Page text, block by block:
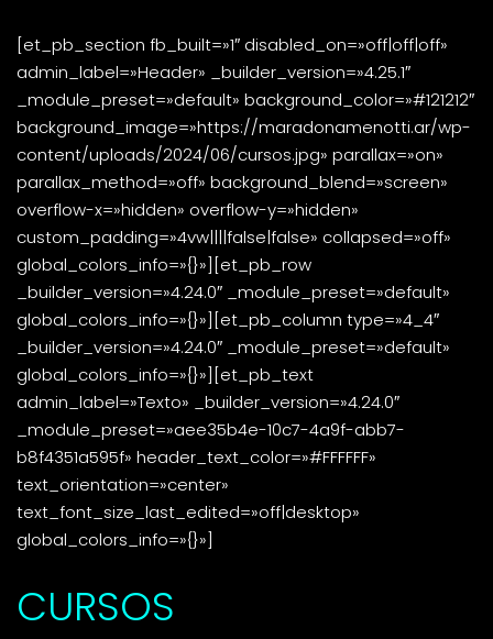
[et_pb_section fb_built=»1″ disabled_on=»off|off|off»
admin_label=»Header» _builder_version=»4.25.1″
_module_preset=»default» background_color=»#121212″
background_image=»https://maradonamenotti.ar/wp-
content/uploads/2024/06/cursos.jpg» parallax=»on»
parallax_method=»off» background_blend=»screen»
overflow-x=»hidden» overflow-y=»hidden»
custom_padding=»4vw||||false|false» collapsed=»off»
global_colors_info=»{}»][et_pb_row
_builder_version=»4.24.0″ _module_preset=»default»
global_colors_info=»{}»][et_pb_column type=»4_4″
_builder_version=»4.24.0″ _module_preset=»default»
global_colors_info=»{}»][et_pb_text
admin_label=»Texto» _builder_version=»4.24.0″
_module_preset=»aee35b4e-10c7-4a9f-abb7-
b8f4351a595f» header_text_color=»#FFFFFF»
text_orientation=»center»
text_font_size_last_edited=»off|desktop»
global_colors_info=»{}»]
CURSOS